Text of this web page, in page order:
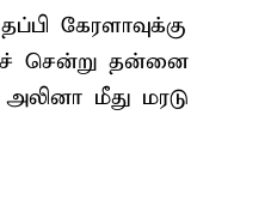
கேரளாவுக்கு
சென்று தன்னை
அலினா மீது மரடு